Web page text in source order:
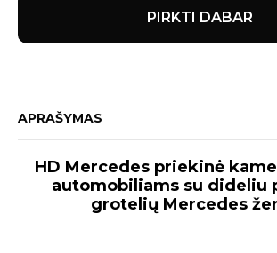
PIRKTI DABAR
APRAŠYMAS
HD Mercedes priekinė
automobiliams su dideliu
grotelių Mercedes